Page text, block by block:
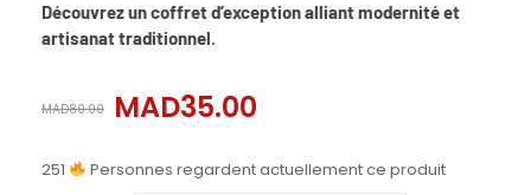
Découvrez un coffret d’exception alliant modernité et
artisanat traditionnel.
MAD80.00 MAD35.00
251 Personnes regardent actuellement ce produit